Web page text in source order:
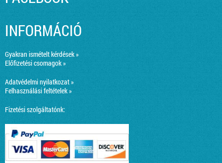
INFORMÁCIÓ
Gyakran ismételt kérdések »
Előfizetési csomagok »
Adatvédelmi nyilatkozat »
Felhasználási feltételek »
Fizetési szolgáltatónk: